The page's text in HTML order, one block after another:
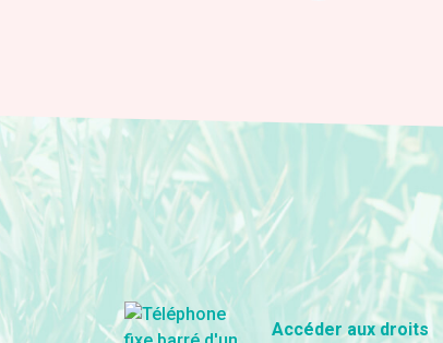
Accéder aux droits